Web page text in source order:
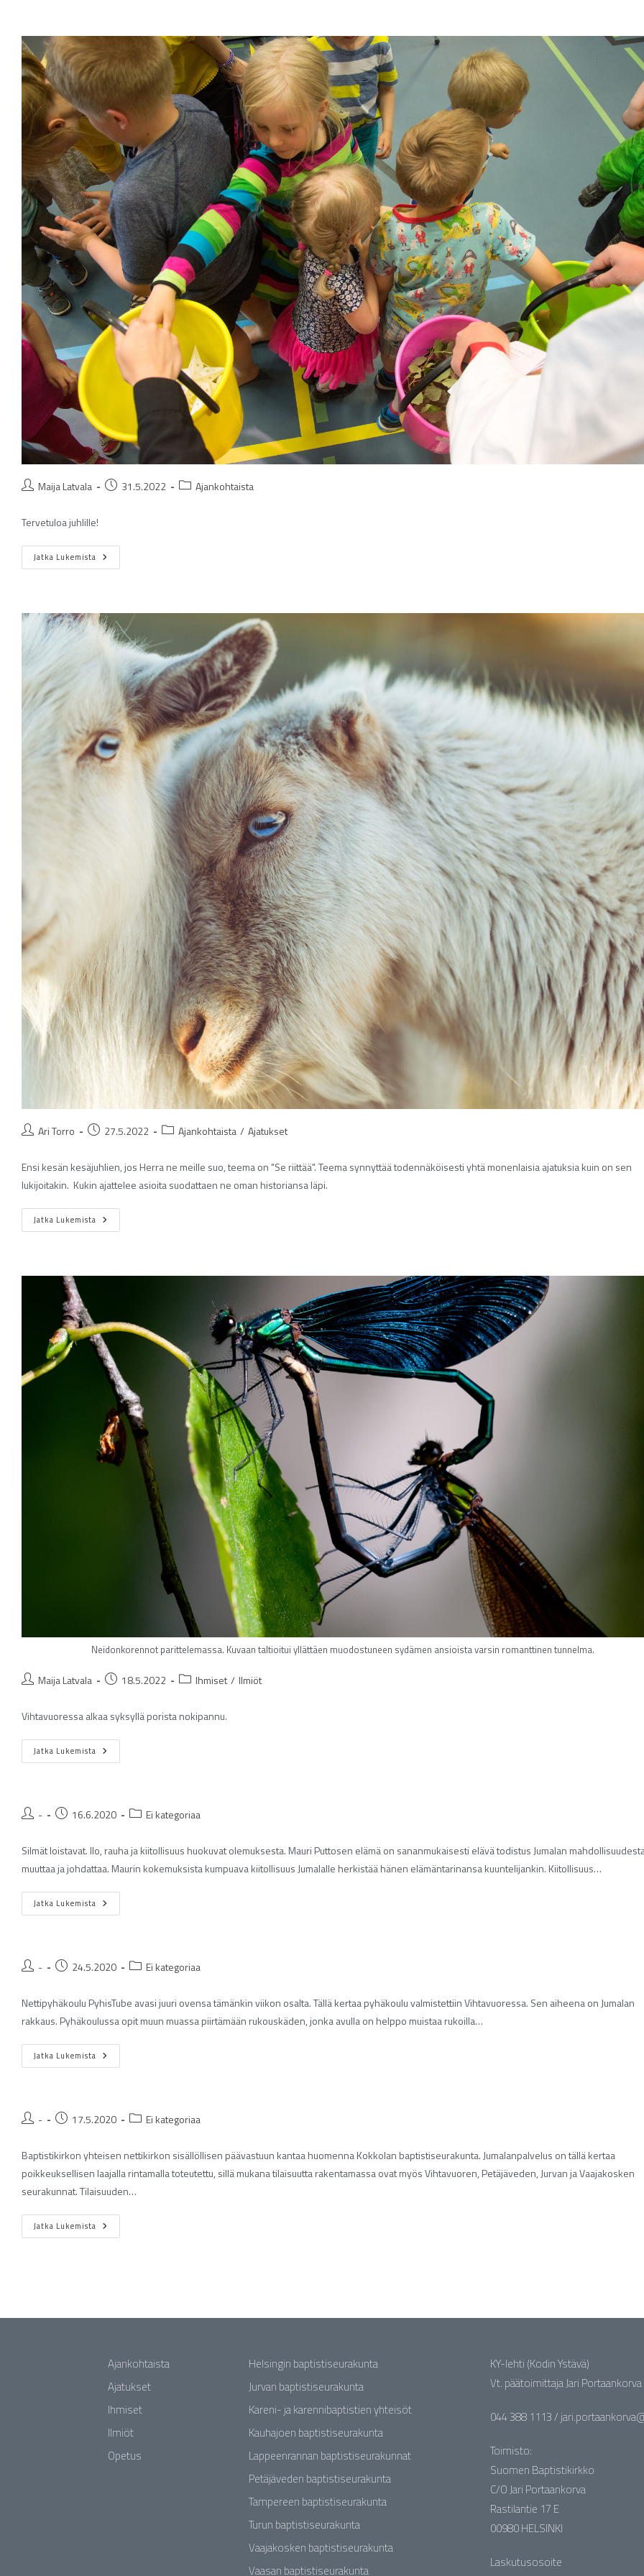
Maija Latvala 31.5.2022 Ajankohtaista
Tervetuloa juhlille!
Jatka Lukemista
Ari Torro 27.5.2022 Ajankohtaista / Ajatukset
Ensi kesän kesäjuhlien, jos Herra ne meille suo, teema on "Se riittää". Teema synnyttää todennäköisesti yhtä monenlaisia ajatuksia kuin on sen
lukijoitakin. Kukin ajattelee asioita suodattaen ne oman historiansa läpi.
Jatka Lukemista
Neidonkorennot parittelemassa. Kuvaan taltioitui yllättäen muodostuneen sydämen ansioista varsin romanttinen tunnelma.
Maija Latvala 18.5.2022 Ihmiset / Ilmiöt
Vihtavuoressa alkaa syksyllä porista nokipannu.
Jatka Lukemista
- 16.6.2020 Ei kategoriaa
Silmät loistavat. Ilo, rauha ja kiitollisuus huokuvat olemuksesta. Mauri Puttosen elämä on sananmukaisesti elävä todistus Jumalan
muuttaa ja johdattaa. Maurin kokemuksista kumpuava kiitollisuus Jumalalle herkistää hänen elämäntarinansa kuuntelijankin. Kiitollisuus…
Jatka Lukemista
- 24.5.2020 Ei kategoriaa
Nettipyhäkoulu PyhisTube avasi juuri ovensa tämänkin viikon osalta. Tällä kertaa pyhäkoulu valmistettiin Vihtavuoressa. Sen aiheena on Jumalan
rakkaus. Pyhäkoulussa opit muun muassa piirtämään rukouskäden, jonka avulla on helppo muistaa rukoilla…
Jatka Lukemista
- 17.5.2020 Ei kategoriaa
Baptistikirkon yhteisen nettikirkon sisällöllisen päävastuun kantaa huomenna Kokkolan baptistiseurakunta. Jumalanpalvelus on tällä kertaa
poikkeuksellisen laajalla rintamalla toteutettu, sillä mukana tilaisuutta rakentamassa ovat myös Vihtavuoren, Petäjäveden, Jurvan ja Vaajakosken
seurakunnat. Tilaisuuden…
Jatka Lukemista
Ajankohtaista
Ajatukset
Ihmiset
Ilmiöt
Opetus
Helsingin baptistiseurakunta
Jurvan baptistiseurakunta
Kareni- ja karennibaptistien yhteisöt
Kauhajoen baptistiseurakunta
Lappeenrannan baptistiseurakunnat
Petäjäveden baptistiseurakunta
Tampereen baptistiseurakunta
Turun baptistiseurakunta
Vaajakosken baptistiseurakunta
Vaasan baptistiseurakunta
KY-lehti (Kodin Ystävä)
Vt. päätoimittaja Jari Portaankorva
044 388 1113 /
Toimisto:
Suomen Baptistikirkko
C/O Jari Portaankorva
Rastilantie 17 E
00980 HELSINKI
Laskutusosoite